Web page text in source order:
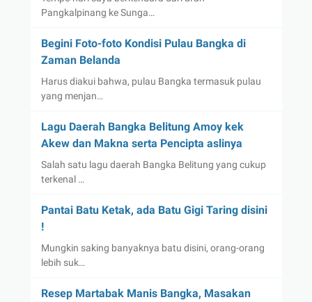
Pangkalpinang ke Sunga…
Begini Foto-foto Kondisi Pulau Bangka di
Zaman Belanda
Harus diakui bahwa, pulau Bangka termasuk pulau
yang menjan…
Lagu Daerah Bangka Belitung Amoy kek
Akew dan Makna serta Pencipta aslinya
Salah satu lagu daerah Bangka Belitung yang cukup
terkenal …
Pantai Batu Ketak, ada Batu Gigi Taring disini
!
Mungkin saking banyaknya batu disini, orang-orang
lebih suk…
Resep Martabak Manis Bangka, Masakan